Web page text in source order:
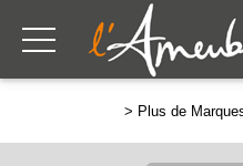
> Plus de